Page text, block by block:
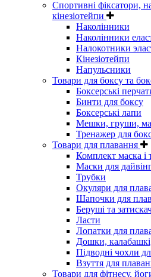
Спортивні фіксатори,
кінезіотейпи
Наколінники
Наколінники
Налокотники
Кінезіотейпи
Напульсники
Товари для боксу та
Боксерські
Бинти для боксу
Боксерські лапи
Мешки, груши,
Тренажер для
Товари для плавання
Комплект маска і
Маски для
Трубки
Окуляри для
Шапочки для
Беруші та
Ласти
Лопатки для
Дошки,
Підводні чохли
Взуття для
Товари для фітнесу,